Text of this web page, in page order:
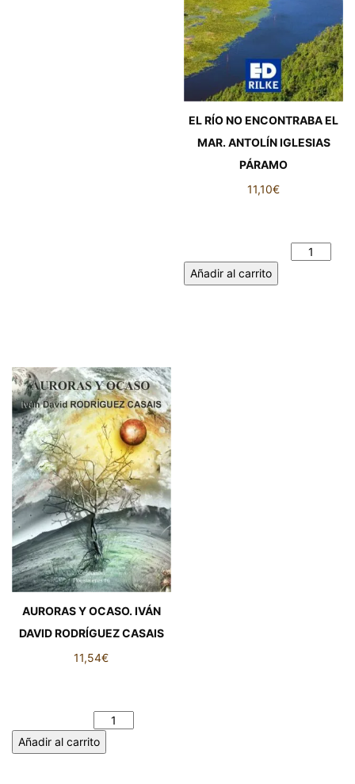
EL RÍO NO ENCONTRABA EL
MAR. ANTOLÍN IGLESIAS
PÁRAMO
11,10€
Añadir al carrito
AURORAS Y OCASO. IVÁN
DAVID RODRÍGUEZ CASAIS
11,54€
Añadir al carrito